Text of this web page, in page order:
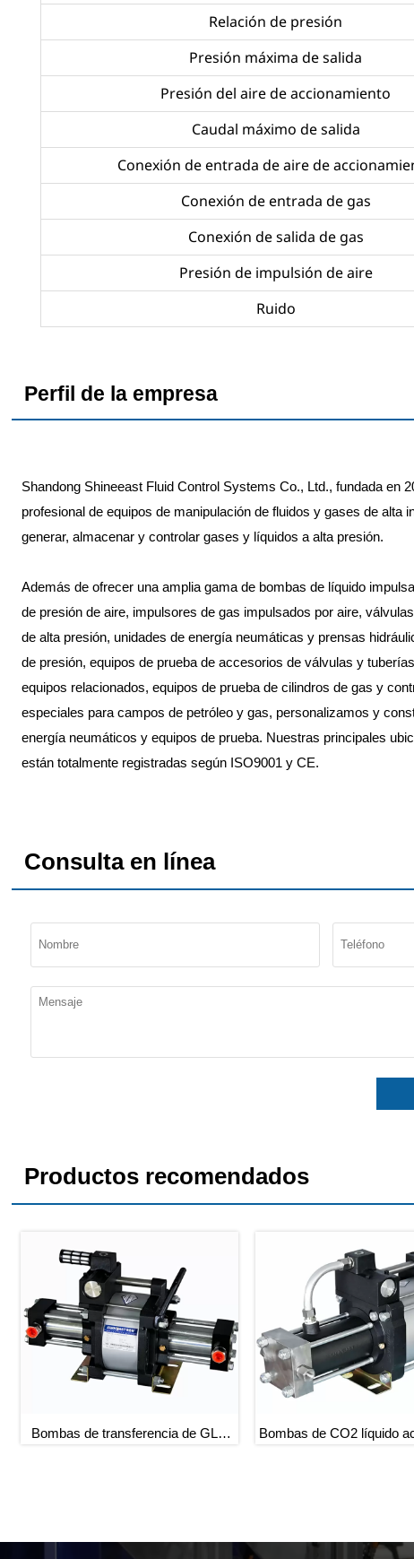
Relación de presión
Presión máxima de salida
Presión del aire de accionamiento
Caudal máximo de salida
Conexión de entrada de aire de
Conexión de entrada de gas
Conexión de salida de gas
Presión de impulsión de aire
Ruido
Perfil de la empresa
Shandong Shineeast Fluid Control Systems Co., Ltd., fundada en
profesional de equipos de manipulación de fluidos y gases de alta
generar, almacenar y controlar gases y líquidos a alta presión.
Además de ofrecer una amplia gama de bombas de líquido
de presión de aire, impulsores de gas impulsados por aire,
de alta presión, unidades de energía neumáticas y prensas
de presión, equipos de prueba de accesorios de válvulas y
equipos relacionados, equipos de prueba de cilindros de gas y
especiales para campos de petróleo y gas, personalizamos y
energía neumáticos y equipos de prueba. Nuestras principales
están totalmente registradas según ISO9001 y CE.
Consulta en línea
Productos recomendados
Bombas de transferencia de GLP
Bombas de CO2 líquido